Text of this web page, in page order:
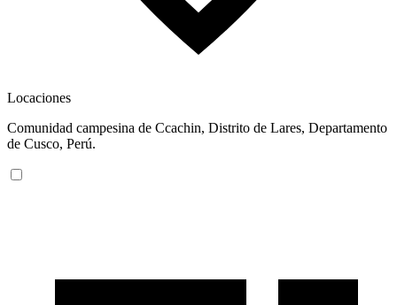
Locaciones
Comunidad campesina de Ccachin, Distrito de Lares, Departamento
de Cusco, Perú.